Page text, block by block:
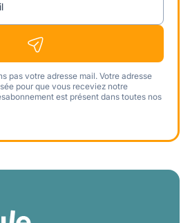
pas votre adresse mail. Votre adresse
pour que vous receviez notre
est présent dans toutes nos